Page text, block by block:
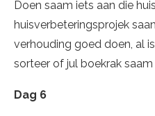
Doen saam iets aan die
huisverbeteringsprojek
verhouding goed doen, al
sorteer of jul boekrak saam
Dag 6